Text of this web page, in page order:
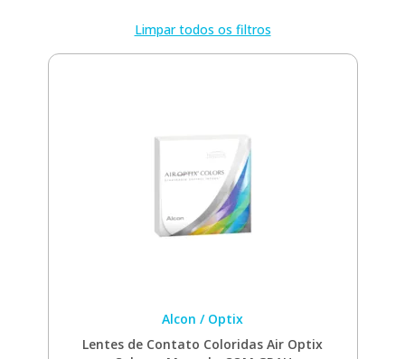
Limpar todos os filtros
Alcon / Optix
Lentes de Contato Coloridas Air Optix